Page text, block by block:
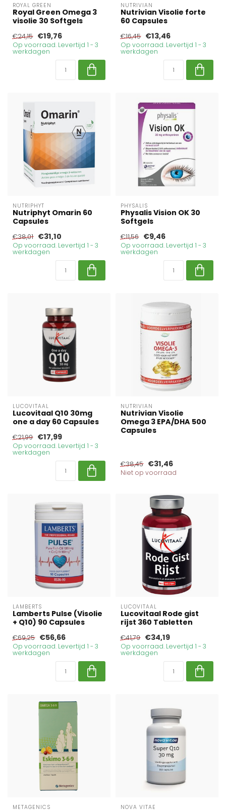
ROYAL GREEN
Royal Green Omega 3
visolie 30 Softgels
€24,15 €19,76
Op voorraad. Levertijd 1 - 3
werkdagen
NUTRIVIAN
Nutrivian Visolie forte
60 Capsules
€16,45 €13,46
Op voorraad. Levertijd 1 - 3
werkdagen
NUTRIPHYT
Nutriphyt Omarin 60
Capsules
€38,01 €31,10
Op voorraad. Levertijd 1 - 3
werkdagen
PHYSALIS
Physalis Vision OK 30
Softgels
€11,56 €9,46
Op voorraad. Levertijd 1 - 3
werkdagen
LUCOVITAAL
Lucovitaal Q10 30mg
one a day 60 Capsules
€21,99 €17,99
Op voorraad. Levertijd 1 - 3
werkdagen
NUTRIVIAN
Nutrivian Visolie
Omega 3 EPA/DHA 500
Capsules
€38,45 €31,46
Niet op voorraad
LAMBERTS
Lamberts Pulse (Visolie
+ Q10) 90 Capsules
€69,25 €56,66
Op voorraad. Levertijd 1 - 3
werkdagen
LUCOVITAAL
Lucovitaal Rode gist
rijst 360 Tabletten
€41,79 €34,19
Op voorraad. Levertijd 1 - 3
werkdagen
METAGENICS NOVA VITAE